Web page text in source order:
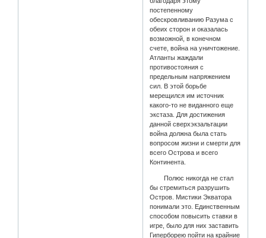
постепенному
обескровливанию Разума с
обеих сторон и оказалась
возможной, в конечном
счете, война на уничтожение.
Атланты жаждали
противостояния с
предельным напряжением
сил. В этой борьбе
мерещился им источник
какого-то не виданного еще
экстаза. Для достижения
данной сверхэкзальтации
война должна была стать
вопросом жизни и смерти для
всего Острова и всего
Континента.
Полюс никогда не стал
бы стремиться разрушить
Остров. Мистики Экватора
понимали это. Единственным
способом повысить ставки в
игре, было для них заставить
Гиперборею пойти на крайние